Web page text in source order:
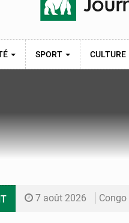
SPORT CULTURE
7 août 2026 Congo :